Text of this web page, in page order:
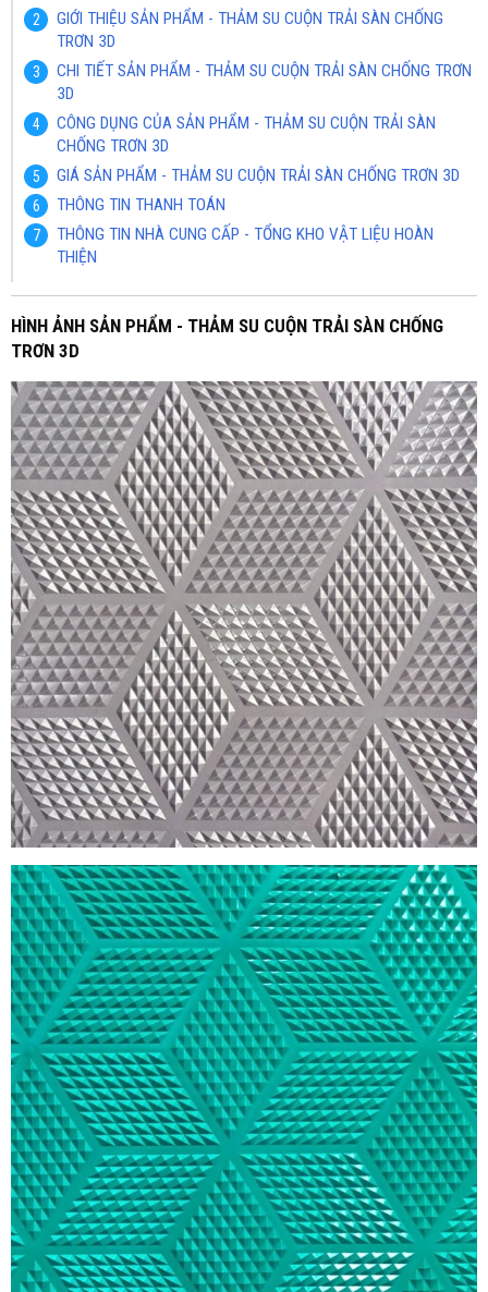
GIỚI THIỆU SẢN PHẨM - THẢM SU CUỘN TRẢI SÀN CHỐNG
TRƠN 3D
CHI TIẾT SẢN PHẨM - THẢM SU CUỘN TRẢI SÀN CHỐNG TRƠN
3D
CÔNG DỤNG CỦA SẢN PHẨM - THẢM SU CUỘN TRẢI SÀN
CHỐNG TRƠN 3D
GIÁ SẢN PHẨM - THẢM SU CUỘN TRẢI SÀN CHỐNG TRƠN 3D
THÔNG TIN THANH TOÁN
THÔNG TIN NHÀ CUNG CẤP - TỔNG KHO VẬT LIỆU HOÀN
THIỆN
HÌNH ẢNH SẢN PHẨM - THẢM SU CUỘN TRẢI SÀN CHỐNG
TRƠN 3D